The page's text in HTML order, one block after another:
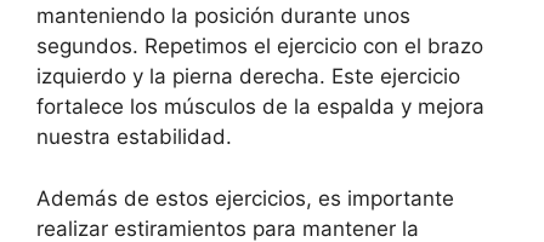
manteniendo la posición durante unos
segundos. Repetimos el ejercicio con el brazo
izquierdo y la pierna derecha. Este ejercicio
fortalece los músculos de la espalda y mejora
nuestra estabilidad.
Además de estos ejercicios, es importante
realizar estiramientos para mantener la